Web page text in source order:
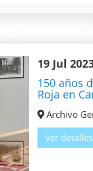
19 Jul
150 años
Roja en
Archivo
Ver detalles